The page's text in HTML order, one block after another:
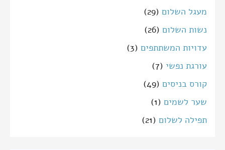
מעגל השלום (29)
נשות השלום (26)
עדויות המשתתפים (3)
עורגת נפשי (7)
קורס בניסים (49)
שער לשמים (1)
תפילה לשלום (21)